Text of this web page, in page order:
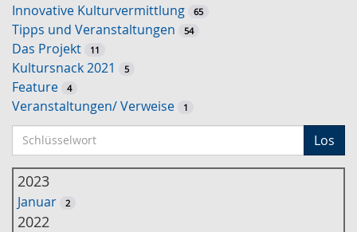
Innovative Kulturvermittlung 65
Tipps und Veranstaltungen 54
Das Projekt 11
Kultursnack 2021 5
Feature 4
Veranstaltungen/ Verweise 1
c
h
ü
Los
2023
Januar 2
2022